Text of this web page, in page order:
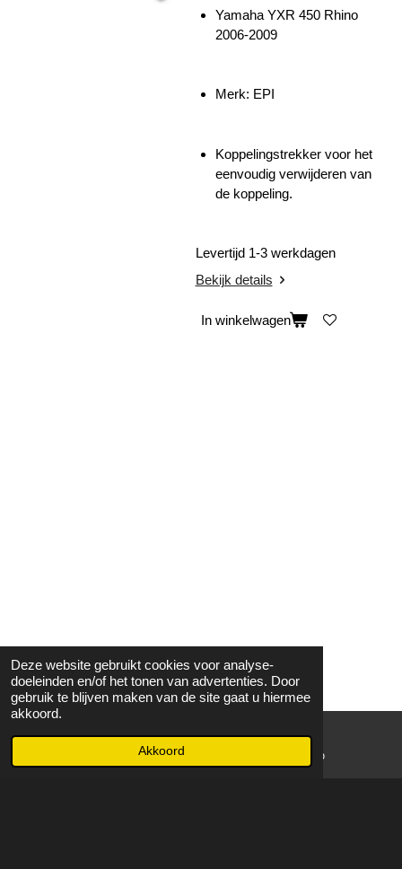
Deze website gebruikt cookies voor analyse-
doeleinden en/of het tonen van advertenties. Door
gebruik te blijven maken van de site gaat u hiermee
akkoord.
Akkoord
Yamaha YXR 450 Rhino
2006-2009
Merk: EPI
Koppelingstrekker voor het
eenvoudig verwijderen van
de koppeling.
Levertijd 1-3 werkdagen
Bekijk details
In winkelwagen
WhatsApp